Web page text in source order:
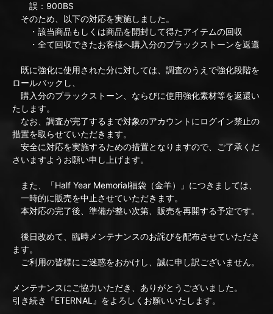
誤：900BS
そのため、以下の対応を実施しました。
・該当商品もしくは商品を開封して得たアイテムの回収
・全て回収できたお客様へ購入分のブラックストーンを返還
既に強化に使用された分に対しては、調査のうえで強化段階を
ロールバックし、
購入分のブラックストーン、ならびに使用強化素材等を返還い
たします。
なお、調査が完了するまで対象のアカウントにログイン禁止の
措置を取らせていただきます。
安全に対応を実施するための措置となりますので、ご了承くだ
さいますようお願い申し上げます。
また、「Half Year Memorial福袋（金羊）」につきましては、
一時的に販売を中止させていただきます。
本対応の完了後、準備が整い次第、販売を再開する予定です。
後日改めて、臨時メンテナンスのお詫びを配布させていただき
ます。
ご利用の皆様にご迷惑をおかけし、誠に申し訳ございません。
メンテナンスにご協力いただき、ありがとうございました。
引き続き『ETERNAL』をよろしくお願いいたします。